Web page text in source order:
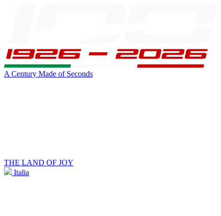
A Century Made of Seconds
THE LAND OF JOY
Italia